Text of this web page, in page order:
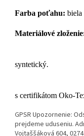
Farba poťahu: biela
Materiálové
- latex -
syntetický.
- kokosová
s certifikátom Oko-
GPSR Upozornenie:
prejdeme uduseniu.
Vojtaššáková 604,